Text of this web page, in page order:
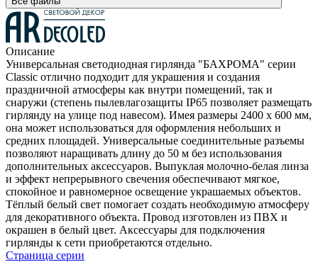
Описание
Универсальная светодиодная гирлянда "БАХРОМА" серии
Classic отлично подходит для украшения и создания
праздничной атмосферы как внутри помещений, так и
снаружи (степень пылевлагозащиты IP65 позволяет размещать
гирлянду на улице под навесом). Имея размеры 2400 x 600 мм,
она может использоваться для оформления небольших и
средних площадей. Универсальные соединительные разъемы
позволяют наращивать длину до 50 м без использования
дополнительных аксессуаров. Выпуклая молочно-белая линза
и эффект непрерывного свечения обеспечивают мягкое,
спокойное и равномерное освещение украшаемых объектов.
Тёплый белый свет помогает создать необходимую атмосферу
для декоративного объекта. Провод изготовлен из ПВХ и
окрашен в белый цвет. Аксессуары для подключения
гирлянды к сети приобретаются отдельно.
Страница серии